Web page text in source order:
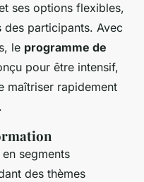
ses options flexibles,
des participants. Avec
le programme de
pour être intensif,
maîtriser rapidement
segments
des thèmes